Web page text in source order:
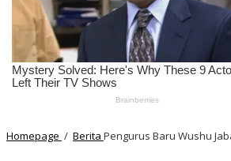
Homepage / Berita Pengurus Baru Wushu